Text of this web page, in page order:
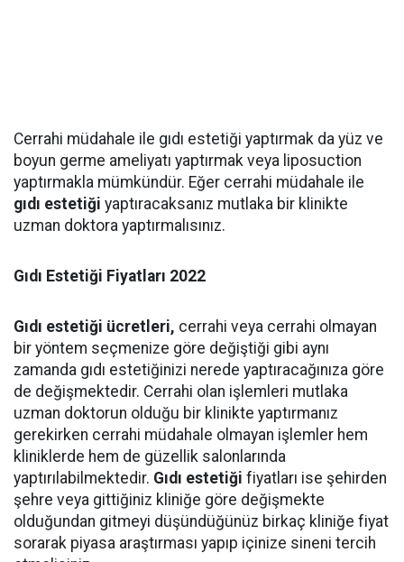
Cerrahi müdahale ile gıdı estetiği yaptırmak da yüz ve
boyun germe ameliyatı yaptırmak veya liposuction
yaptırmakla mümkündür. Eğer cerrahi müdahale ile
gıdı estetiği yaptıracaksanız mutlaka bir klinikte
uzman doktora yaptırmalısınız.
Gıdı Estetiği Fiyatları 2022
Gıdı estetiği ücretleri, cerrahi veya cerrahi olmayan
bir yöntem seçmenize göre değiştiği gibi aynı
zamanda gıdı estetiğinizi nerede yaptıracağınıza göre
de değişmektedir. Cerrahi olan işlemleri mutlaka
uzman doktorun olduğu bir klinikte yaptırmanız
gerekirken cerrahi müdahale olmayan işlemler hem
kliniklerde hem de güzellik salonlarında
yaptırılabilmektedir. Gıdı estetiği fiyatları ise şehirden
şehre veya gittiğiniz kliniğe göre değişmekte
olduğundan gitmeyi düşündüğünüz birkaç kliniğe fiyat
sorarak piyasa araştırması yapıp içinize sineni tercih